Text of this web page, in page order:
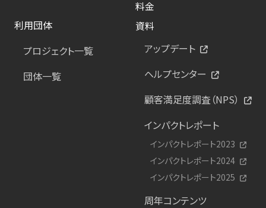
料金
利用団体
プロジェクト一覧
団体一覧
資料
アップデート
ヘルプセンター
顧客満足度調査（NPS）
インパクトレポート
インパクトレポート2023
インパクトレポート2024
インパクトレポート2025
周年コンテンツ